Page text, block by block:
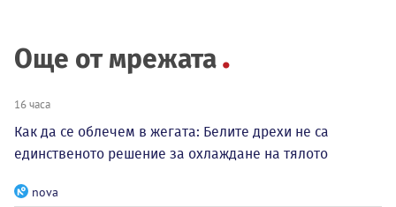
Още от мрежата
16 часа
Как да се облечем в жегата: Белите дрехи не са
единственото решение за охлаждане на тялото
nova